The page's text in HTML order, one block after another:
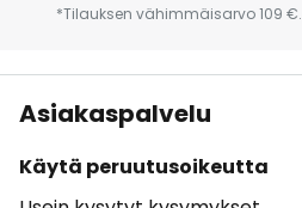
*Tilauksen vähimmäisarvo 109 €.
Asiakaspalvelu
Käytä peruutusoikeutta